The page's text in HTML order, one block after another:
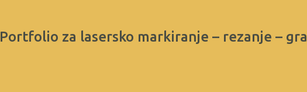
Portfolio za lasersko markiranje – rezanje –